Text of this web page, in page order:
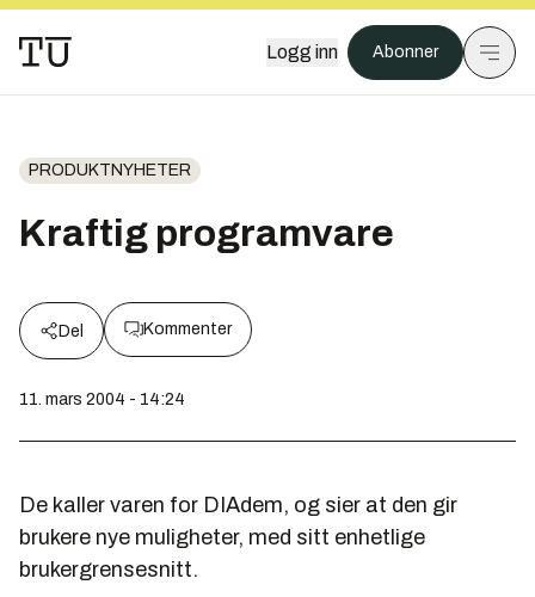
Logg inn Abonner
PRODUKTNYHETER
Kraftig programvare
Del Kommenter
11. mars 2004 - 14:24
De kaller varen for DIAdem, og sier at den gir
brukere nye muligheter, med sitt enhetlige
brukergrensesnitt.